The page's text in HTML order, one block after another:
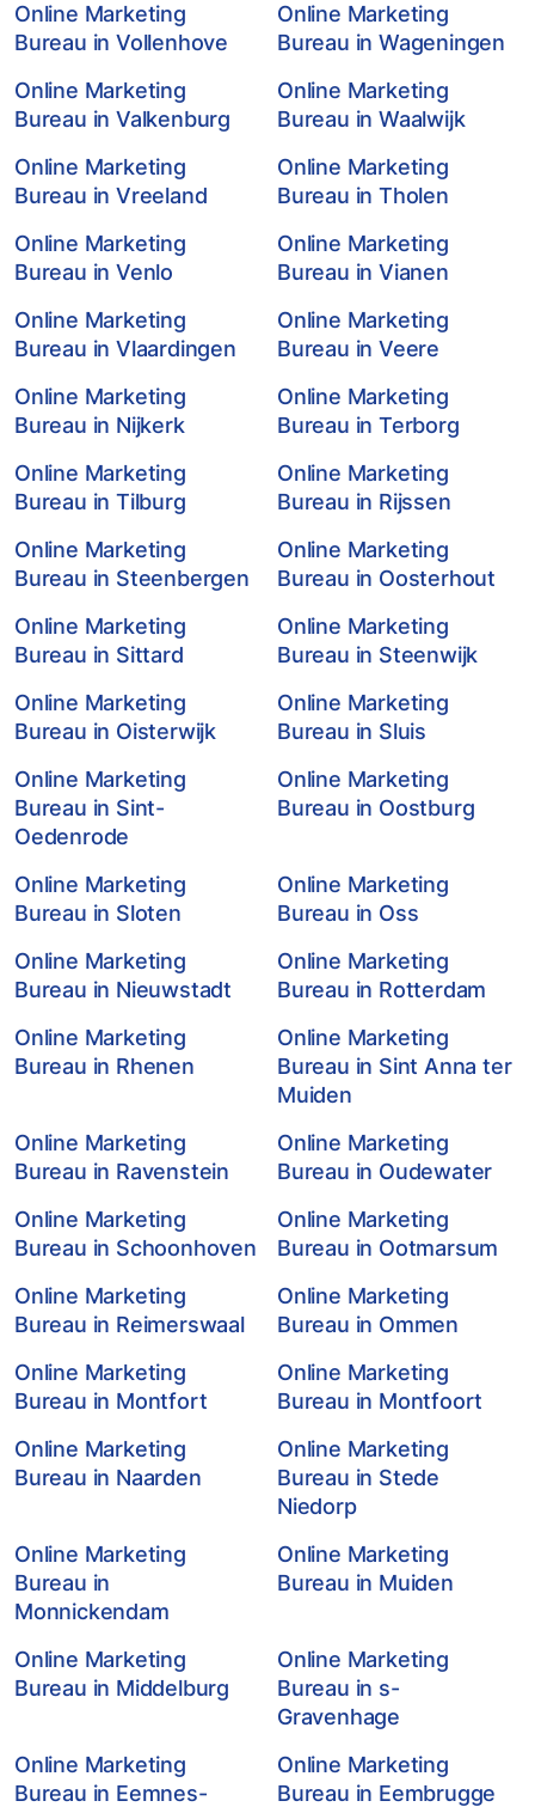
Online Marketing
Bureau in Vollenhove
Online Marketing
Bureau in Wageningen
Online Marketing
Bureau in Valkenburg
Online Marketing
Bureau in Waalwijk
Online Marketing
Bureau in Vreeland
Online Marketing
Bureau in Tholen
Online Marketing
Bureau in Venlo
Online Marketing
Bureau in Vianen
Online Marketing
Bureau in Vlaardingen
Online Marketing
Bureau in Veere
Online Marketing
Bureau in Nijkerk
Online Marketing
Bureau in Terborg
Online Marketing
Bureau in Tilburg
Online Marketing
Bureau in Rijssen
Online Marketing
Bureau in Steenbergen
Online Marketing
Bureau in Oosterhout
Online Marketing
Bureau in Sittard
Online Marketing
Bureau in Steenwijk
Online Marketing
Bureau in Oisterwijk
Online Marketing
Bureau in Sluis
Online Marketing
Bureau in Sint-
Oedenrode
Online Marketing
Bureau in Oostburg
Online Marketing
Bureau in Sloten
Online Marketing
Bureau in Oss
Online Marketing
Bureau in Nieuwstadt
Online Marketing
Bureau in Rotterdam
Online Marketing
Bureau in Rhenen
Online Marketing
Bureau in Sint Anna ter
Muiden
Online Marketing
Bureau in Ravenstein
Online Marketing
Bureau in Oudewater
Online Marketing
Bureau in Schoonhoven
Online Marketing
Bureau in Ootmarsum
Online Marketing
Bureau in Reimerswaal
Online Marketing
Bureau in Ommen
Online Marketing
Bureau in Montfort
Online Marketing
Bureau in Montfoort
Online Marketing
Bureau in Naarden
Online Marketing
Bureau in Stede
Niedorp
Online Marketing
Bureau in
Monnickendam
Online Marketing
Bureau in Muiden
Online Marketing
Bureau in Middelburg
Online Marketing
Bureau in s-
Gravenhage
Online Marketing
Bureau in Eemnes-
Online Marketing
Bureau in Eembrugge